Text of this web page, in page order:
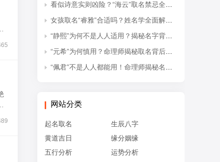
看似诗意实则凶险？“海云”取名禁忌全解析
女孩取名“睿雅”合适吗？姓名学全面解读吉凶与禁忌
“静熙”为何不是人人适用？揭秘名字背后的五行失衡与命理隐患
“元希”为何慎用？命理师揭秘取名背后的五行忌讳
“佩君”不是人人都能用！命理师揭秘名字背后的五行杀局与取名禁忌
网站分类
起名取名
生辰八字
黄道吉日
缘分姻缘
五行分析
运势分析